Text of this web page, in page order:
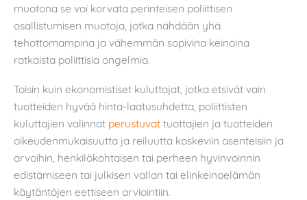
muotona se voi korvata perinteisen poliittisen
osallistumisen muotoja, jotka nähdään yhä
tehottomampina ja vähemmän sopivina keinoina
ratkaista poliittisia ongelmia.
Toisin kuin ekonomistiset kuluttajat, jotka etsivät vain
tuotteiden hyvää hinta-laatusuhdetta, poliittisten
kuluttajien valinnat perustuvat tuottajien ja tuotteiden
oikeudenmukaisuutta ja reiluutta koskeviin asenteisiin ja
arvoihin, henkilökohtaisen tai perheen hyvinvoinnin
edistämiseen tai julkisen vallan tai elinkeinoelämän
käytäntöjen eettiseen arviointiin.